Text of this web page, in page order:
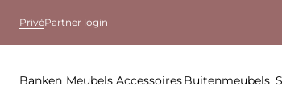
PrivéPartner login
Banken Meubels AccessoiresBuitenmeubels